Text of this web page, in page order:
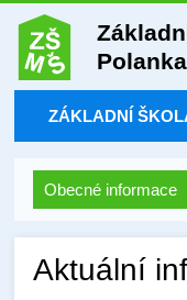
ZÁKLADNÍ
Obecné informace
Aktuální